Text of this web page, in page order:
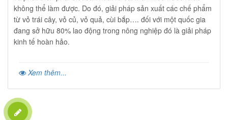
không thể làm được. Do đó, giải pháp sản xuất các chế phẩm
từ vỏ trái cây, vỏ củ, vỏ quả, cùi bắp…. đối với một quốc gia
đang sở hữu 80% lao động trong nông nghiệp đó là giải pháp
kinh tế hoàn hảo.
Xem thêm...